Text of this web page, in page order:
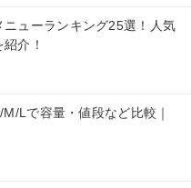
ニューランキング25選！人気
介！
Lで容量・値段など比較｜